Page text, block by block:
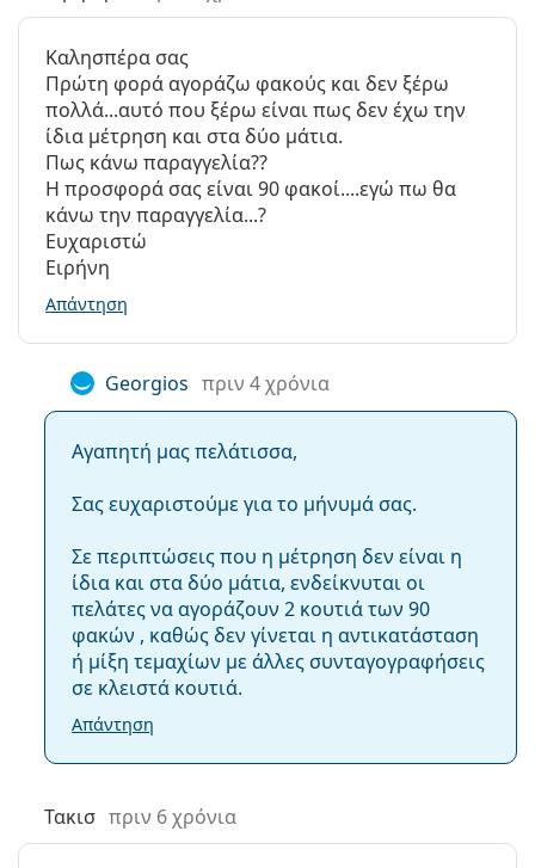
(εφόσον έχουν και υπεριώδες φίλτρο) μαζί μεγυαλιά
ακτίνες UV.
Πίνακας σύγκρισης φακών επαφής
Lenjoy 1 Day Comfort
Lenjoy 1
DAILIES
AquaComfort
SofLens
Disposable
Διαπερατότητα οξυγόνου
36.7 Dk/t
26 Dk/t
Περιοχή ισχύος - Μείον έως…
-10.00
Άλλα
Κατηγορία:
Φακοί Επαφής
Σφαιρικοί και ασφαιρικοί φακοί
επαφής
Καλησπέρα σας
Πρώτη φορά αγοράζω φακούς και δεν ξέρω
πολλά...αυτό που ξέρω είναι πως δεν έχω την
ίδια μέτρηση και στα δύο μάτια.
Πως κάνω παραγγελία??
Η προσφορά σας είναι 90 φακοί....εγώ πω θα
κάνω την παραγγελία...?
Ευχαριστώ
Ειρήνη
Απάντηση
Georgios πριν 4 χρόνια
Αγαπητή μας πελάτισσα,
Σας ευχαριστούμε για το μήνυμά σας.
Σε περιπτώσεις που η μέτρηση δεν είναι η
ίδια και στα δύο μάτια, ενδείκνυται οι
πελάτες να αγοράζουν 2 κουτιά των 90
φακών , καθώς δεν γίνεται η αντικατάσταση
ή μίξη τεμαχίων με άλλες συνταγογραφήσεις
σε κλειστά κουτιά.
Απάντηση
Τακισ πριν 6 χρόνια